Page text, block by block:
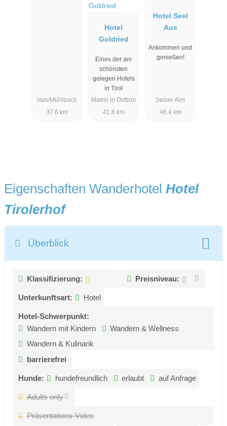
Vals/Mühlbach
37.6 km
Hotel
Goldried
Eines der am
schönsten
gelegen Hotels
in Tirol
Matrei in Osttirol
41.6 km
Hotel Seel
Aus
Ankommen und
genießen!
Seiser Alm
46.4 km
Eigenschaften Wanderhotel Hotel
Tirolerhof
Überblick
Klassifizierung: Preisniveau:
Unterkunftsart: Hotel
Hotel-Schwerpunkt:
Wandern mit Kindern
Wandern & Wellness
Wandern & Kulinarik
barrierefrei
Hunde: hundefreundlich erlaubt auf Anfrage
Adults only
Präsentations-Video